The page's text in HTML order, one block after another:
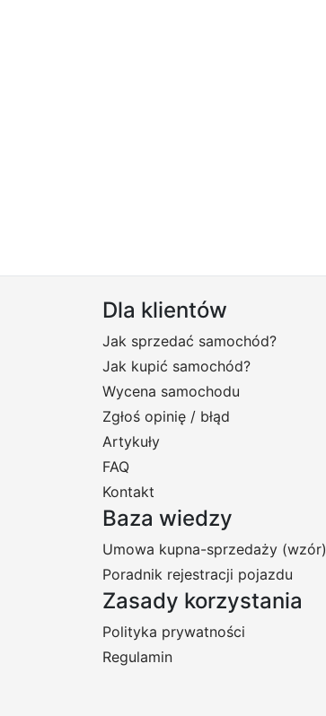
Dla klientów
Jak sprzedać samochód?
Jak kupić samochód?
Wycena samochodu
Zgłoś opinię / błąd
Artykuły
FAQ
Kontakt
Baza wiedzy
Umowa kupna-sprzedaży (wzór)
Poradnik rejestracji pojazdu
Zasady korzystania
Polityka prywatności
Regulamin